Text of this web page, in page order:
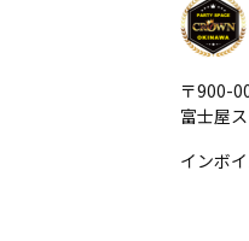
〒900-
富士屋
インボ